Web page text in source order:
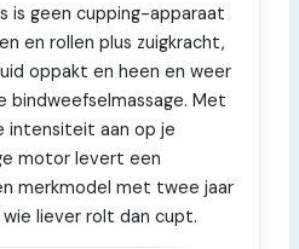
is geen cupping-apparaat
en rollen plus zuigkracht,
oppakt en heen en weer
bindweefselmassage. Met
intensiteit aan op je
motor levert een
merkmodel met twee jaar
liever rolt dan cupt.